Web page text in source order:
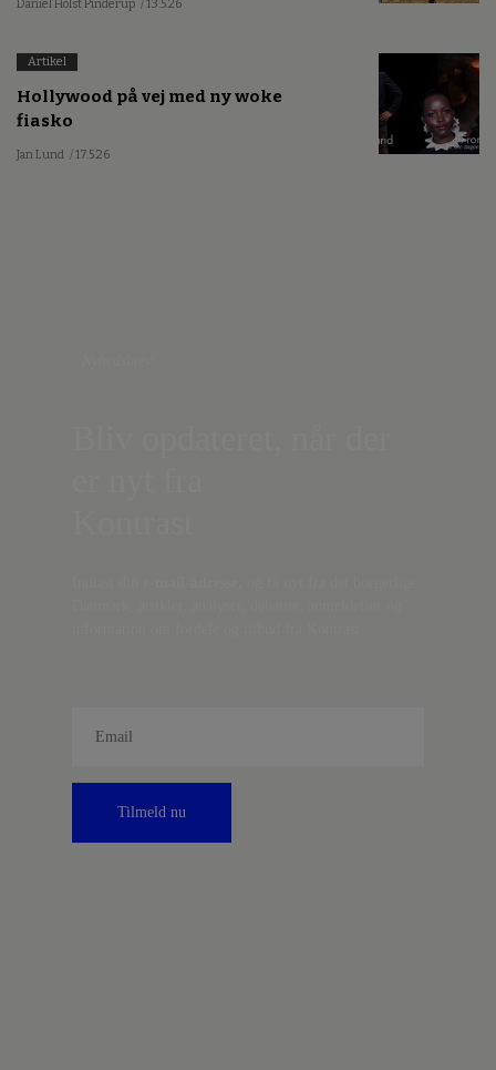
Daniel Holst Pinderup / 13.5.26
Artikel
Hollywood på vej med ny woke
fiasko
Jan Lund / 17.5.26
Tilmeld nu